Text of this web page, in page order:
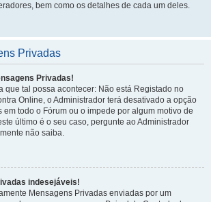
bem como os detalhes de cada um deles.
Privadas
Privadas!
que tal possa acontecer: Não está Registado no
Online, o Administrador terá desativado a opção
todo o Fórum ou o impede por algum motivo de
último é o seu caso, pergunte ao Administrador
não saiba.
indesejáveis!
Mensagens Privadas enviadas por um